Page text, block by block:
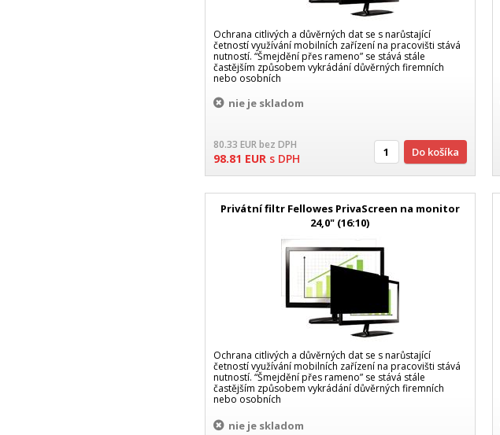
Ochrana citlivých a důvěrných dat se s narůstající
četností využívání mobilních zařízení na pracovišti stává
nutností. “Šmejdění přes rameno” se stává stále
častějším způsobem vykrádání důvěrných firemních
nebo osobních
nie je skladom
80.33 EURbez DPH
98.81 EUR s DPH Do košíka
Privátní filtr Fellowes PrivaScreen na monitor
24,0" (16:10)
Ochrana citlivých a důvěrných dat se s narůstající
četností využívání mobilních zařízení na pracovišti stává
nutností. “Šmejdění přes rameno” se stává stále
častějším způsobem vykrádání důvěrných firemních
nebo osobních
nie je skladom